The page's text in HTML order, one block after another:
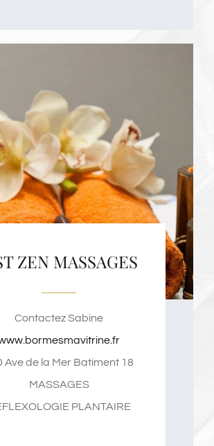
ZEN MASSAGES
Contactez Sabine
Ave de la Mer Batiment 18
MASSAGES
PLANTAIRE